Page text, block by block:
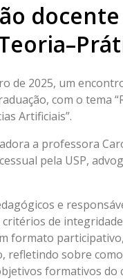
docente
de 2025, um
com o tema
Artificiais”.
a professora
pela USP,
e
de
formato
sobre
formativos do